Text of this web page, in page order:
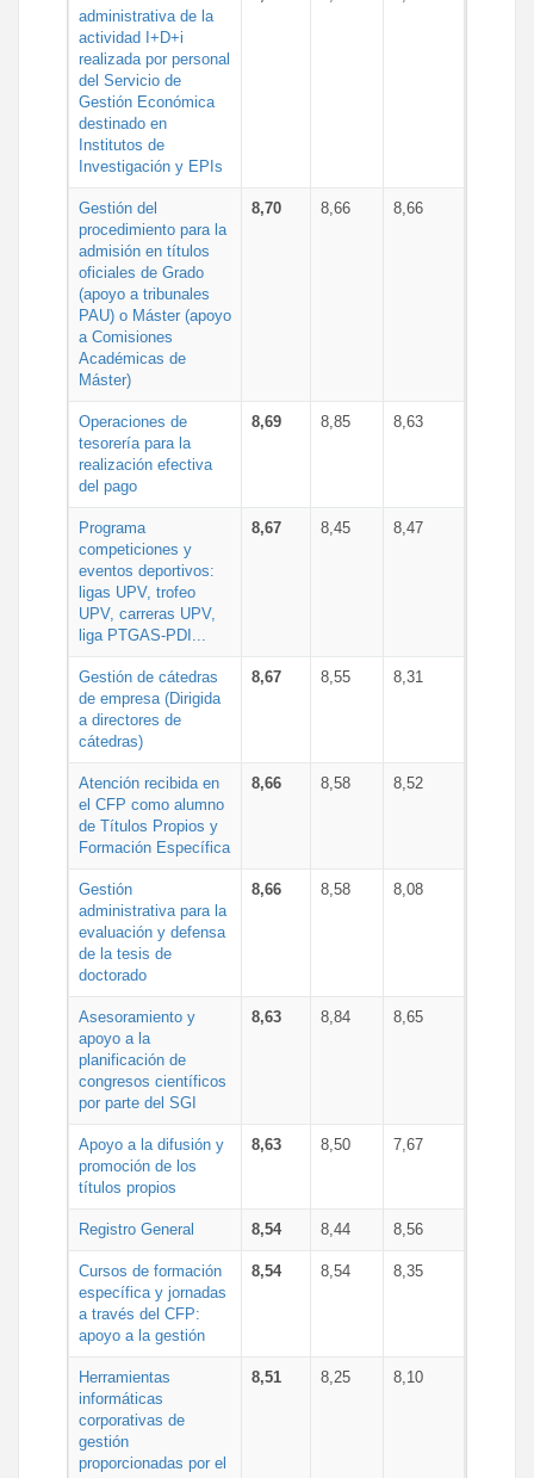
administrativa de la
actividad I+D+i
realizada por personal
del Servicio de
Gestión Económica
destinado en
Institutos de
Investigación y EPIs
Gestión del
procedimiento para la
admisión en títulos
oficiales de Grado
(apoyo a tribunales
PAU) o Máster (apoyo
a Comisiones
Académicas de
Máster)
8,70 8,66 8,66
Operaciones de
tesorería para la
realización efectiva
del pago
8,69 8,85 8,63
Programa
competiciones y
eventos deportivos:
ligas UPV, trofeo
UPV, carreras UPV,
liga PTGAS-PDI...
8,67 8,45 8,47
Gestión de cátedras
de empresa (Dirigida
a directores de
cátedras)
8,67 8,55 8,31
Atención recibida en
el CFP como alumno
de Títulos Propios y
Formación Específica
8,66 8,58 8,52
Gestión
administrativa para la
evaluación y defensa
de la tesis de
doctorado
8,66 8,58 8,08
Asesoramiento y
apoyo a la
planificación de
congresos científicos
por parte del SGI
8,63 8,84 8,65
Apoyo a la difusión y
promoción de los
títulos propios
8,63 8,50 7,67
Registro General 8,54 8,44 8,56
Cursos de formación
específica y jornadas
a través del CFP:
apoyo a la gestión
8,54 8,54 8,35
Herramientas
informáticas
corporativas de
gestión
proporcionadas por el
8,51 8,25 8,10